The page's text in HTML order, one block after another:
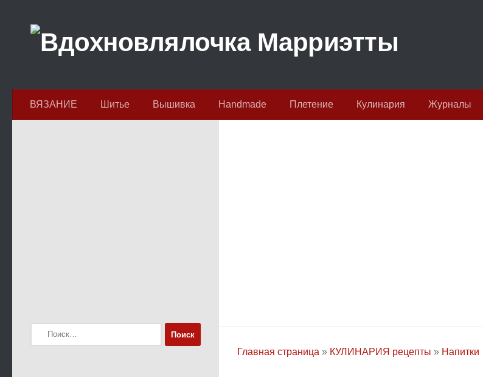
ВЯЗАНИЕ Шитье Вышивка Handmade Плетение Кулинария Журналы
Главная страница » КУЛИНАРИЯ рецепты » Напитки
Найти: